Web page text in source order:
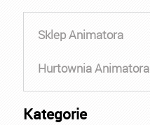
Sklep Animatora
Hurtownia Animatora
Kategorie